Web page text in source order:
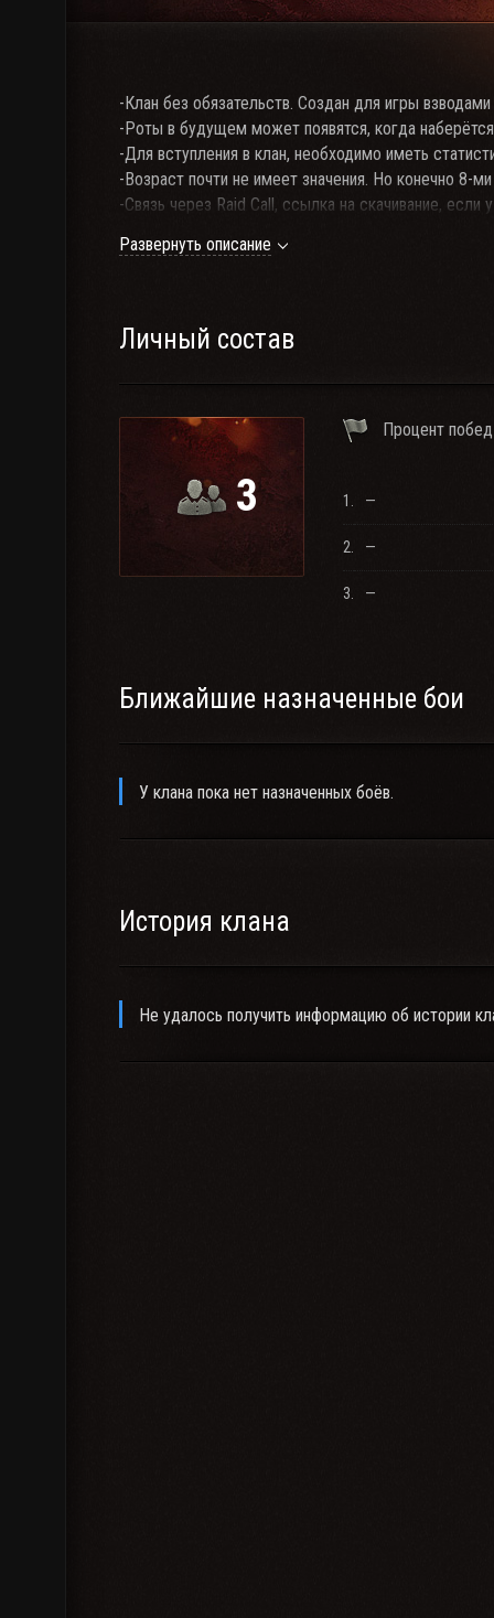
-Клан без обязательств. Создан для игры
-Роты в будущем может появятся, когда
-Для вступления в клан, необходимо иметь
-Возраст почти не имеет значения. Но конечно 8-
-Связь через Raid Call, ссылка на скачивание, если
-В Raid Call сидеть не обязательно, по желанию,
Развернуть описание
Личный состав
3
Процент побед
1. —
2. —
3. —
Ближайшие назначенные бои
У клана пока нет назначенных боёв.
История клана
Не удалось получить информацию об истории